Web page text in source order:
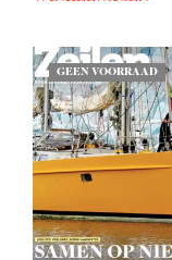
GEEN VOORRAAD